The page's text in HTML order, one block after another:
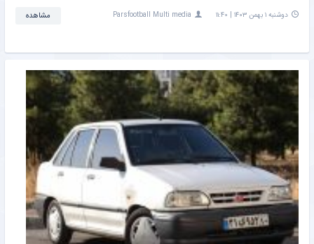
دوشنبه ۱ بهمن ۱۴۰۳ | ۱۱:۴۰ Parsfootball Multi media مشاهده